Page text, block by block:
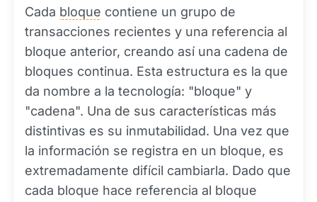
Cada bloque contiene un grupo de
transacciones recientes y una referencia al
bloque anterior, creando así una cadena de
bloques continua. Esta estructura es la que
da nombre a la tecnología: "bloque" y
"cadena". Una de sus características más
distintivas es su inmutabilidad. Una vez que
la información se registra en un bloque, es
extremadamente difícil cambiarla. Dado que
cada bloque hace referencia al bloque